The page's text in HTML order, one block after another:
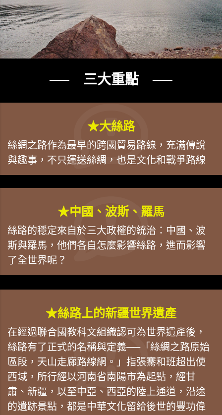
── 三大重點 ──
★大絲路
絲綢之路作為最早的跨國貿易路線，充滿傳說
與趣事，不只運送絲綢，也是文化和戰爭路線
★中國、波斯、羅馬
絲路的穩定來自於三大政權的統治：中國、波
斯與羅馬，他們各自怎麼影響絲路，進而影響
了全世界呢？
★絲路上的新疆世界遺產
在經過聯合國教科文組織認可為世界遺產後，
絲路有了正式的名稱與定義──「絲綢之路原始
區段，天山走廊路線網。」指張騫和班超出使
西域，所行經以河南省南陽市為起點，經甘
肅、新疆，以至中亞、西亞的陸上通道，沿途
的遺跡景點，都是中華文化留給後世的豐功偉